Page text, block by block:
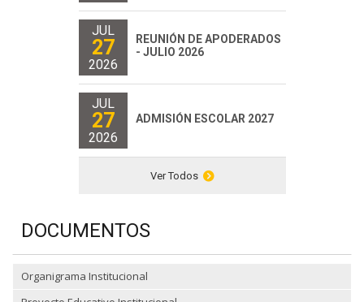
JUL
27
2026
REUNIÓN DE APODERADOS
- JULIO 2026
JUL
27
2026
ADMISIÓN ESCOLAR 2027
Ver Todos
DOCUMENTOS
Organigrama Institucional